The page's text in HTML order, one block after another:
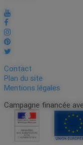
Contact
Plan du site
Mentions légales
Campagne financée